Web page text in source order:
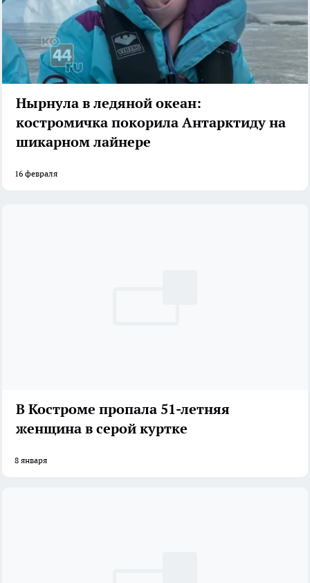
Нырнула в ледяной океан:
костромичка покорила Антарктиду на
шикарном лайнере
16 февраля
В Костроме пропала 51-летняя
женщина в серой куртке
8 января